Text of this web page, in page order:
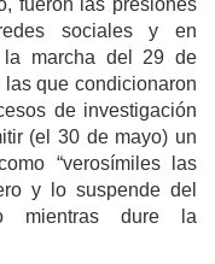
fueron las presiones
sociales y en
la marcha del 29 de
que condicionaron
de investigación
(el 30 de mayo) un
“verosímiles las
y lo suspende del
mientras dure la